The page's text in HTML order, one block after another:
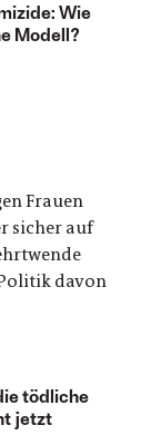
Wie
Modell?
Frauen
sicher auf
davon
tödliche
jetzt